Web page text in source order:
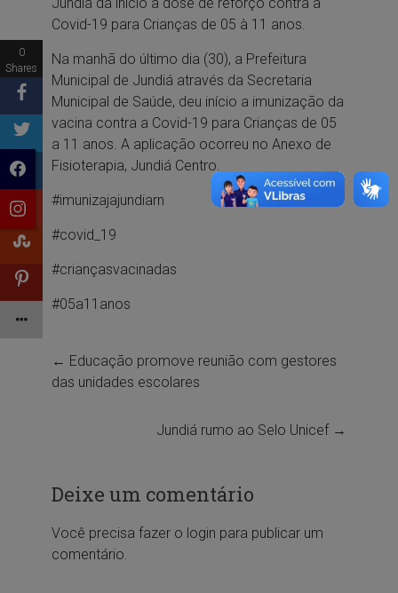
Covid-19 para Crianças de 05 à 11 anos.
Na manhã do último dia (30), a Prefeitura
Municipal de Jundiá através da Secretaria
Municipal de Saúde, deu início a imunização da
vacina contra a Covid-19 para Crianças de 05
a 11 anos. A aplicação ocorreu no Anexo de
Fisioterapia, Jundiá Centro.
#imunizajajundiarn
#covid_19
#criançasvacinadas
#05a11anos
← Educação promove reunião com gestores
das unidades escolares
Jundiá rumo ao Selo Unicef →
Deixe um comentário
Você precisa fazer o login para publicar um
comentário.
0
Shares